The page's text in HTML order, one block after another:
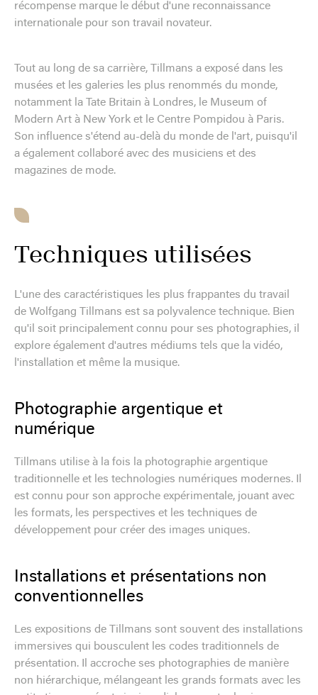
récompense marque le début d'une reconnaissance
internationale pour son travail novateur.
Tout au long de sa carrière, Tillmans a exposé dans les
musées et les galeries les plus renommés du monde,
notamment la Tate Britain à Londres, le Museum of
Modern Art à New York et le Centre Pompidou à Paris.
Son influence s'étend au-delà du monde de l'art, puisqu'il
a également collaboré avec des musiciens et des
magazines de mode.
Techniques utilisées
L'une des caractéristiques les plus frappantes du travail
de Wolfgang Tillmans est sa polyvalence technique. Bien
qu'il soit principalement connu pour ses photographies, il
explore également d'autres médiums tels que la vidéo,
l'installation et même la musique.
Photographie argentique et
numérique
Tillmans utilise à la fois la photographie argentique
traditionnelle et les technologies numériques modernes. Il
est connu pour son approche expérimentale, jouant avec
les formats, les perspectives et les techniques de
développement pour créer des images uniques.
Installations et présentations non
conventionnelles
Les expositions de Tillmans sont souvent des installations
immersives qui bousculent les codes traditionnels de
présentation. Il accroche ses photographies de manière
non hiérarchique, mélangeant les grands formats avec les